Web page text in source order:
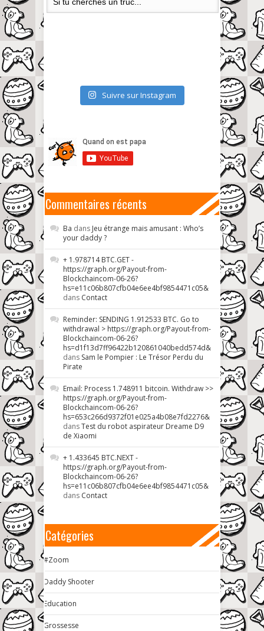
Suivre sur Instagram
Commentaires récents
Ba dans Jeu étrange mais amusant : Who’s
your daddy ?
+ 1.978714 BTC.GET -
https://graph.org/Payout-from-
Blockchaincom-06-26?
hs=e11c06b807cfb04e6ee4bf9854471c05&
dans Contact
Reminder: SENDING 1.912533 BTC. Go to
withdrawal > https://graph.org/Payout-from-
Blockchaincom-06-26?
hs=d1f13d7ff96422b120861040bedd574d&
dans Sam le Pompier : Le Trésor Perdu du
Pirate
Email: Process 1.748911 bitcoin. Withdraw >>
https://graph.org/Payout-from-
Blockchaincom-06-26?
hs=653c266d9372f01e025a4b08e7fd2276&
dansTest du robot aspirateur Dreame D9
de Xiaomi
+ 1.433645 BTC.NEXT -
https://graph.org/Payout-from-
Blockchaincom-06-26?
hs=e11c06b807cfb04e6ee4bf9854471c05&
dans Contact
Catégories
#Zoom
Daddy Shooter
Education
Grossesse